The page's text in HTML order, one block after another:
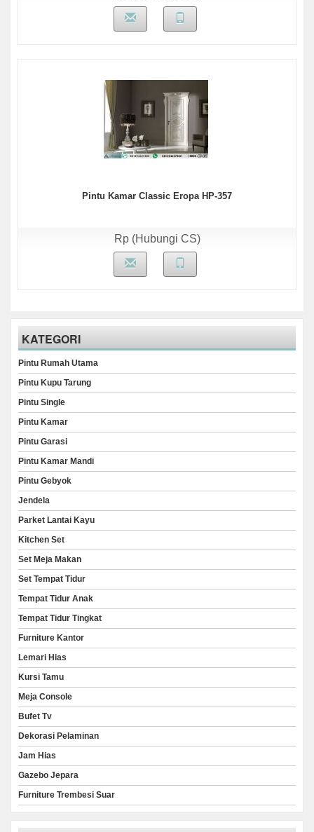
Pintu Kamar Classic Eropa HP-357
Rp (Hubungi CS)
KATEGORI
Pintu Rumah Utama
Pintu Kupu Tarung
Pintu Single
Pintu Kamar
Pintu Garasi
Pintu Kamar Mandi
Pintu Gebyok
Jendela
Parket Lantai Kayu
Kitchen Set
Set Meja Makan
Set Tempat Tidur
Tempat Tidur Anak
Tempat Tidur Tingkat
Furniture Kantor
Lemari Hias
Kursi Tamu
Meja Console
Bufet Tv
Dekorasi Pelaminan
Jam Hias
Gazebo Jepara
Furniture Trembesi Suar